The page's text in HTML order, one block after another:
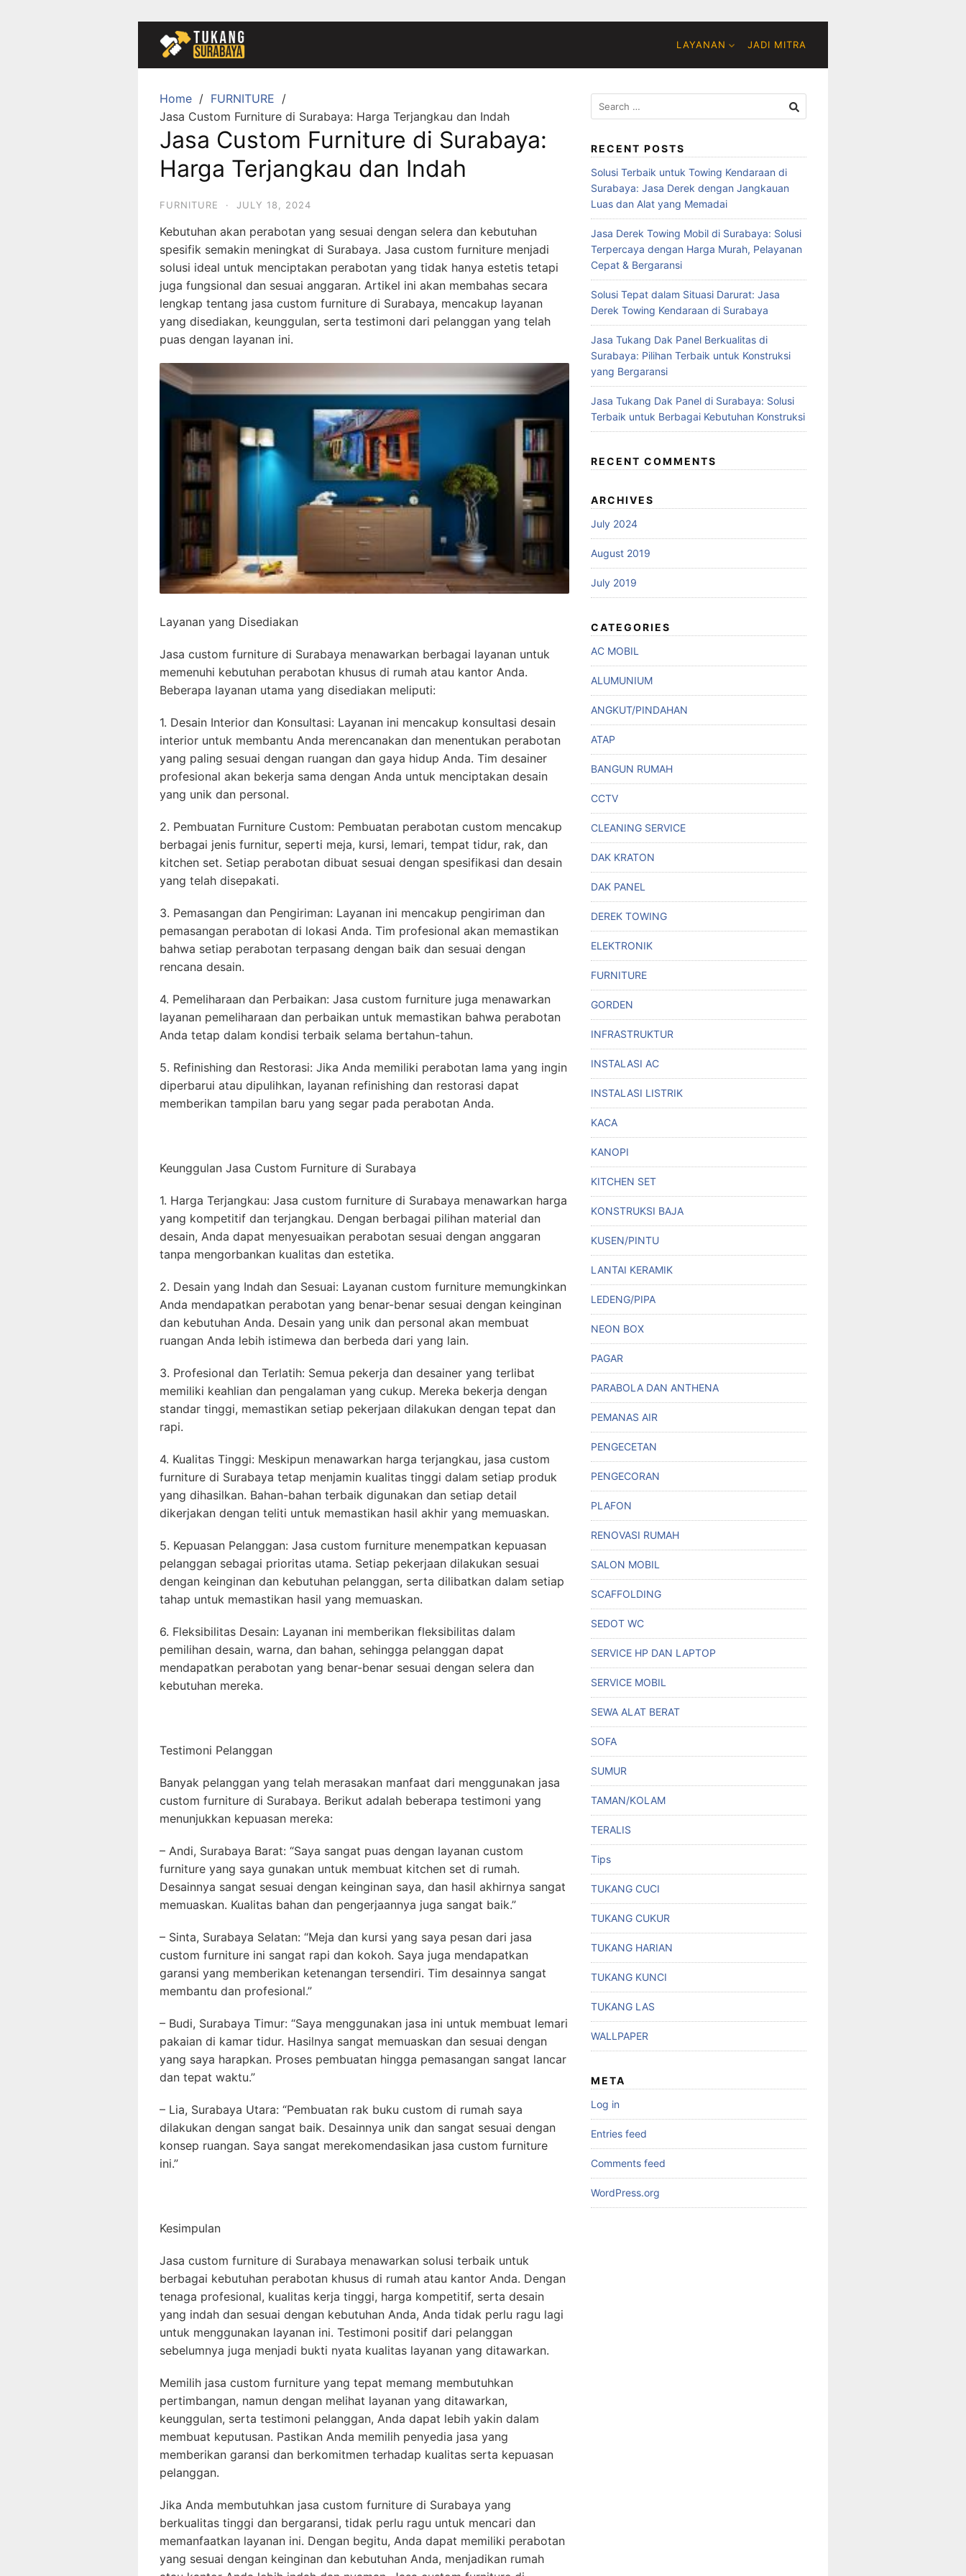
LAYANAN JADI MITRA
Home
FURNITURE
Jasa Custom Furniture di Surabaya: Harga Terjangkau dan Indah
Jasa Custom Furniture di Surabaya:
Harga Terjangkau dan Indah
FURNITURE · JULY 18, 2024
Kebutuhan akan perabotan yang sesuai dengan selera dan kebutuhan
spesifik semakin meningkat di Surabaya. Jasa custom furniture menjadi
solusi ideal untuk menciptakan perabotan yang tidak hanya estetis tetapi
juga fungsional dan sesuai anggaran. Artikel ini akan membahas secara
lengkap tentang jasa custom furniture di Surabaya, mencakup layanan
yang disediakan, keunggulan, serta testimoni dari pelanggan yang telah
puas dengan layanan ini.
Layanan yang Disediakan
Jasa custom furniture di Surabaya menawarkan berbagai layanan untuk
memenuhi kebutuhan perabotan khusus di rumah atau kantor Anda.
Beberapa layanan utama yang disediakan meliputi:
1. Desain Interior dan Konsultasi: Layanan ini mencakup konsultasi desain
interior untuk membantu Anda merencanakan dan menentukan perabotan
yang paling sesuai dengan ruangan dan gaya hidup Anda. Tim desainer
profesional akan bekerja sama dengan Anda untuk menciptakan desain
yang unik dan personal.
2. Pembuatan Furniture Custom: Pembuatan perabotan custom mencakup
berbagai jenis furnitur, seperti meja, kursi, lemari, tempat tidur, rak, dan
kitchen set. Setiap perabotan dibuat sesuai dengan spesifikasi dan desain
yang telah disepakati.
3. Pemasangan dan Pengiriman: Layanan ini mencakup pengiriman dan
pemasangan perabotan di lokasi Anda. Tim profesional akan memastikan
bahwa setiap perabotan terpasang dengan baik dan sesuai dengan
rencana desain.
4. Pemeliharaan dan Perbaikan: Jasa custom furniture juga menawarkan
layanan pemeliharaan dan perbaikan untuk memastikan bahwa perabotan
Anda tetap dalam kondisi terbaik selama bertahun-tahun.
5. Refinishing dan Restorasi: Jika Anda memiliki perabotan lama yang ingin
diperbarui atau dipulihkan, layanan refinishing dan restorasi dapat
memberikan tampilan baru yang segar pada perabotan Anda.
Keunggulan Jasa Custom Furniture di Surabaya
1. Harga Terjangkau: Jasa custom furniture di Surabaya menawarkan harga
yang kompetitif dan terjangkau. Dengan berbagai pilihan material dan
desain, Anda dapat menyesuaikan perabotan sesuai dengan anggaran
tanpa mengorbankan kualitas dan estetika.
2. Desain yang Indah dan Sesuai: Layanan custom furniture memungkinkan
Anda mendapatkan perabotan yang benar-benar sesuai dengan keinginan
dan kebutuhan Anda. Desain yang unik dan personal akan membuat
ruangan Anda lebih istimewa dan berbeda dari yang lain.
3. Profesional dan Terlatih: Semua pekerja dan desainer yang terlibat
memiliki keahlian dan pengalaman yang cukup. Mereka bekerja dengan
standar tinggi, memastikan setiap pekerjaan dilakukan dengan tepat dan
rapi.
4. Kualitas Tinggi: Meskipun menawarkan harga terjangkau, jasa custom
furniture di Surabaya tetap menjamin kualitas tinggi dalam setiap produk
yang dihasilkan. Bahan-bahan terbaik digunakan dan setiap detail
dikerjakan dengan teliti untuk memastikan hasil akhir yang memuaskan.
5. Kepuasan Pelanggan: Jasa custom furniture menempatkan kepuasan
pelanggan sebagai prioritas utama. Setiap pekerjaan dilakukan sesuai
dengan keinginan dan kebutuhan pelanggan, serta dilibatkan dalam setiap
tahap untuk memastikan hasil yang memuaskan.
6. Fleksibilitas Desain: Layanan ini memberikan fleksibilitas dalam
pemilihan desain, warna, dan bahan, sehingga pelanggan dapat
mendapatkan perabotan yang benar-benar sesuai dengan selera dan
kebutuhan mereka.
Testimoni Pelanggan
Banyak pelanggan yang telah merasakan manfaat dari menggunakan jasa
custom furniture di Surabaya. Berikut adalah beberapa testimoni yang
menunjukkan kepuasan mereka:
– Andi, Surabaya Barat: “Saya sangat puas dengan layanan custom
furniture yang saya gunakan untuk membuat kitchen set di rumah.
Desainnya sangat sesuai dengan keinginan saya, dan hasil akhirnya sangat
memuaskan. Kualitas bahan dan pengerjaannya juga sangat baik.”
– Sinta, Surabaya Selatan: “Meja dan kursi yang saya pesan dari jasa
custom furniture ini sangat rapi dan kokoh. Saya juga mendapatkan
garansi yang memberikan ketenangan tersendiri. Tim desainnya sangat
membantu dan profesional.”
– Budi, Surabaya Timur: “Saya menggunakan jasa ini untuk membuat lemari
pakaian di kamar tidur. Hasilnya sangat memuaskan dan sesuai dengan
yang saya harapkan. Proses pembuatan hingga pemasangan sangat lancar
dan tepat waktu.”
– Lia, Surabaya Utara: “Pembuatan rak buku custom di rumah saya
dilakukan dengan sangat baik. Desainnya unik dan sangat sesuai dengan
konsep ruangan. Saya sangat merekomendasikan jasa custom furniture
ini.”
Kesimpulan
Jasa custom furniture di Surabaya menawarkan solusi terbaik untuk
berbagai kebutuhan perabotan khusus di rumah atau kantor Anda. Dengan
tenaga profesional, kualitas kerja tinggi, harga kompetitif, serta desain
yang indah dan sesuai dengan kebutuhan Anda, Anda tidak perlu ragu lagi
untuk menggunakan layanan ini. Testimoni positif dari pelanggan
sebelumnya juga menjadi bukti nyata kualitas layanan yang ditawarkan.
Memilih jasa custom furniture yang tepat memang membutuhkan
pertimbangan, namun dengan melihat layanan yang ditawarkan,
keunggulan, serta testimoni pelanggan, Anda dapat lebih yakin dalam
membuat keputusan. Pastikan Anda memilih penyedia jasa yang
memberikan garansi dan berkomitmen terhadap kualitas serta kepuasan
pelanggan.
Jika Anda membutuhkan jasa custom furniture di Surabaya yang
berkualitas tinggi dan bergaransi, tidak perlu ragu untuk mencari dan
memanfaatkan layanan ini. Dengan begitu, Anda dapat memiliki perabotan
yang sesuai dengan keinginan dan kebutuhan Anda, menjadikan rumah
Search
for:
RECENT POSTS
Solusi Terbaik untuk Towing Kendaraan di
Surabaya: Jasa Derek dengan Jangkauan
Luas dan Alat yang Memadai
Jasa Derek Towing Mobil di Surabaya: Solusi
Terpercaya dengan Harga Murah, Pelayanan
Cepat & Bergaransi
Solusi Tepat dalam Situasi Darurat: Jasa
Derek Towing Kendaraan di Surabaya
Jasa Tukang Dak Panel Berkualitas di
Surabaya: Pilihan Terbaik untuk Konstruksi
yang Bergaransi
Jasa Tukang Dak Panel di Surabaya: Solusi
Terbaik untuk Berbagai Kebutuhan Konstruksi
RECENT COMMENTS
ARCHIVES
July 2024
August 2019
July 2019
CATEGORIES
AC MOBIL
ALUMUNIUM
ANGKUT/PINDAHAN
ATAP
BANGUN RUMAH
CCTV
CLEANING SERVICE
DAK KRATON
DAK PANEL
DEREK TOWING
ELEKTRONIK
FURNITURE
GORDEN
INFRASTRUKTUR
INSTALASI AC
INSTALASI LISTRIK
KACA
KANOPI
KITCHEN SET
KONSTRUKSI BAJA
KUSEN/PINTU
LANTAI KERAMIK
LEDENG/PIPA
NEON BOX
PAGAR
PARABOLA DAN ANTHENA
PEMANAS AIR
PENGECETAN
PENGECORAN
PLAFON
RENOVASI RUMAH
SALON MOBIL
SCAFFOLDING
SEDOT WC
SERVICE HP DAN LAPTOP
SERVICE MOBIL
SEWA ALAT BERAT
SOFA
SUMUR
TAMAN/KOLAM
TERALIS
Tips
TUKANG CUCI
TUKANG CUKUR
TUKANG HARIAN
TUKANG KUNCI
TUKANG LAS
WALLPAPER
META
Log in
Entries feed
Comments feed
WordPress.org